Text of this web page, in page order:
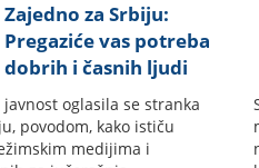
Zajedno za Srbiju:
Pregaziće vas potreba
dobrih i časnih ljudi
da žive normalno
oglasila se stranka
povodom, kako ističu
medijima i